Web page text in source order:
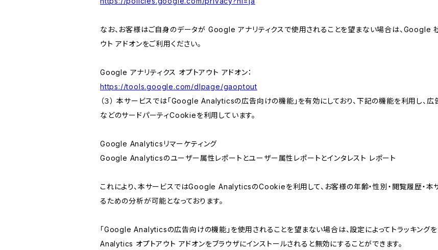
なお、お客様はご自身のデータが Google アナリティクスで使用されることを望まない場合は、Google
ウト アドオンをご利用ください。
Google アナリティクス オプトアウト アドオン：
https://tools.google.com/dlpage/gaoptout
（３） 本サービスでは「Google Analyticsの広告向けの機能」を有効にしており、下記の機能を利用し
などのサードパーティCookieを利用しています。
Google Analyticsリマーケティング
Google Analyticsのユーザー属性レポートとユーザー属性レポートとインタレスト レポート
これにより、本サービスではGoogle AnalyticsのCookieを利用して、お客様の年齢・性別・閲覧履歴・
るための分析が可能となっております。
「Google Analyticsの広告向けの機能」を使用されることを望まない場合は、設定によってトラッキング
Analytics オプトアウト アドオンをブラウザにインストールされると無効にすることができます。